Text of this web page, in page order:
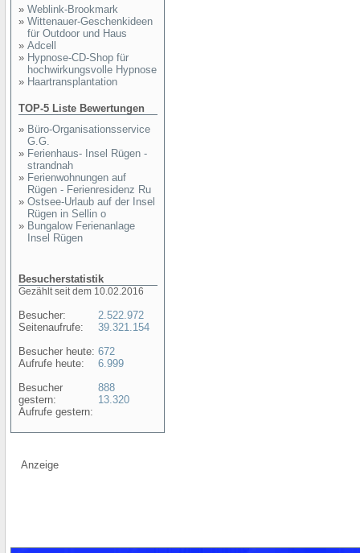
» Weblink-Brookmark
» Wittenauer-Geschenkideen
für Outdoor und Haus
» Adcell
» Hypnose-CD-Shop für
hochwirkungsvolle Hypnose
» Haartransplantation
TOP-5 Liste Bewertungen
» Büro-Organisationsservice
G.G.
» Ferienhaus- Insel Rügen -
strandnah
» Ferienwohnungen auf
Rügen - Ferienresidenz Ru
» Ostsee-Urlaub auf der Insel
Rügen in Sellin o
» Bungalow Ferienanlage
Insel Rügen
Besucherstatistik
Gezählt seit dem 10.02.2016
Besucher:
Seitenaufrufe:
Besucher heute:
Aufrufe heute:
Besucher
gestern:
Aufrufe gestern:
2.522.972
39.321.154
672
6.999
888
13.320
Anzeige